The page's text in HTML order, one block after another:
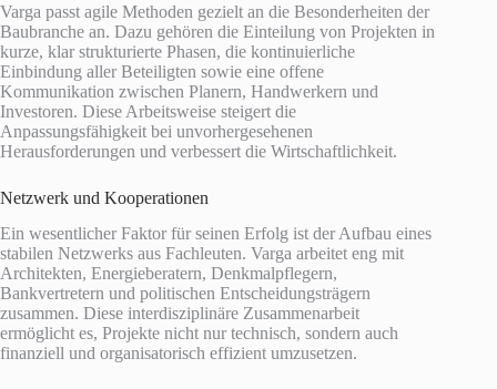
Varga passt agile Methoden gezielt an die Besonderheiten der
Baubranche an. Dazu gehören die Einteilung von Projekten in
kurze, klar strukturierte Phasen, die kontinuierliche
Einbindung aller Beteiligten sowie eine offene
Kommunikation zwischen Planern, Handwerkern und
Investoren. Diese Arbeitsweise steigert die
Anpassungsfähigkeit bei unvorhergesehenen
Herausforderungen und verbessert die Wirtschaftlichkeit.
Netzwerk und Kooperationen
Ein wesentlicher Faktor für seinen Erfolg ist der Aufbau eines
stabilen Netzwerks aus Fachleuten. Varga arbeitet eng mit
Architekten, Energieberatern, Denkmalpflegern,
Bankvertretern und politischen Entscheidungsträgern
zusammen. Diese interdisziplinäre Zusammenarbeit
ermöglicht es, Projekte nicht nur technisch, sondern auch
finanziell und organisatorisch effizient umzusetzen.